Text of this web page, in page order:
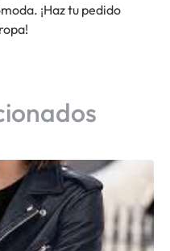
¡Haz tu pedido